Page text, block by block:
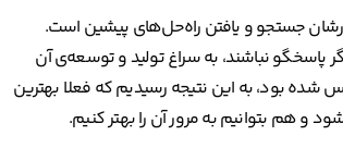
جستجو و یافتن راه‌حل‌های پیشین است.
پاسخگو نباشند، به سراغ تولید و توسعه‌ی آن
بود، به این نتیجه رسیدیم که فعلا بهترین
و هم بتوانیم به مرور آن را بهتر کنیم.